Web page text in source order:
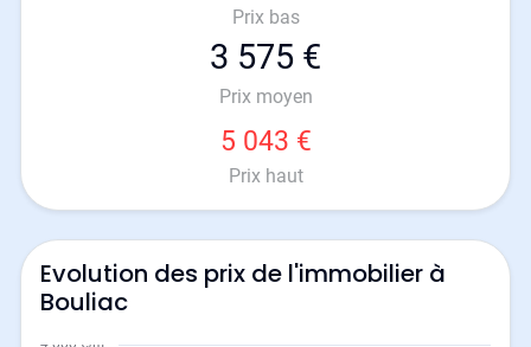
Prix bas
3 575 €
Prix moyen
5 043 €
Prix haut
Evolution des prix de l'immobilier à
Bouliac